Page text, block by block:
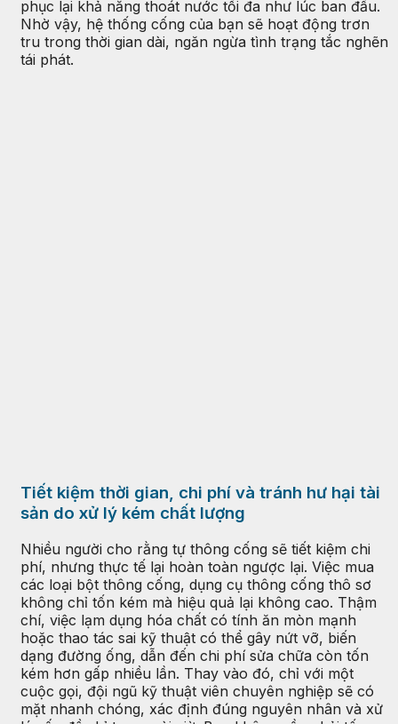
phục lại khả năng thoát nước tối đa như lúc ban đầu.
Nhờ vậy, hệ thống cống của bạn sẽ hoạt động trơn
tru trong thời gian dài, ngăn ngừa tình trạng tắc nghẽn
tái phát.
Tiết kiệm thời gian, chi phí và tránh hư hại tài
sản do xử lý kém chất lượng
Nhiều người cho rằng tự thông cống sẽ tiết kiệm chi
phí, nhưng thực tế lại hoàn toàn ngược lại. Việc mua
các loại bột thông cống, dụng cụ thông cống thô sơ
không chỉ tốn kém mà hiệu quả lại không cao. Thậm
chí, việc lạm dụng hóa chất có tính ăn mòn mạnh
hoặc thao tác sai kỹ thuật có thể gây nứt vỡ, biến
dạng đường ống, dẫn đến chi phí sửa chữa còn tốn
kém hơn gấp nhiều lần. Thay vào đó, chỉ với một
cuộc gọi, đội ngũ kỹ thuật viên chuyên nghiệp sẽ có
mặt nhanh chóng, xác định đúng nguyên nhân và xử